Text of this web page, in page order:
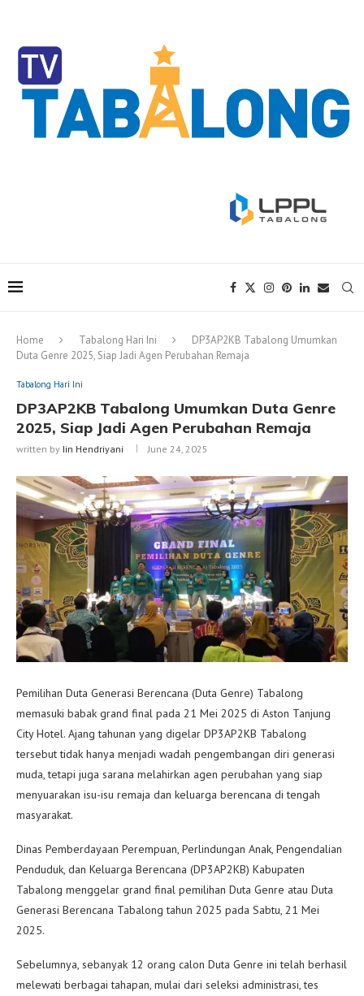
Home Tabalong Hari Ini
DP3AP2KB Tabalong Umumkan
Duta Genre 2025, Siap Jadi Agen Perubahan Remaja
Tabalong Hari Ini
DP3AP2KB Tabalong Umumkan Duta Genre
2025, Siap Jadi Agen Perubahan Remaja
written by Iin Hendriyani June 24, 2025
Pemilihan Duta Generasi Berencana (Duta Genre) Tabalong
memasuki babak grand final pada 21 Mei 2025 di Aston Tanjung
City Hotel. Ajang tahunan yang digelar DP3AP2KB Tabalong
tersebut tidak hanya menjadi wadah pengembangan diri generasi
muda, tetapi juga sarana melahirkan agen perubahan yang siap
menyuarakan isu-isu remaja dan keluarga berencana di tengah
masyarakat.
Dinas Pemberdayaan Perempuan, Perlindungan Anak, Pengendalian
Penduduk, dan Keluarga Berencana (DP3AP2KB) Kabupaten
Tabalong menggelar grand final pemilihan Duta Genre atau Duta
Generasi Berencana Tabalong tahun 2025 pada Sabtu, 21 Mei
2025.
Sebelumnya, sebanyak 12 orang calon Duta Genre ini telah berhasil
melewati berbagai tahapan, mulai dari seleksi administrasi, tes